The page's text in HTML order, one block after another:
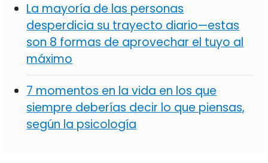
La mayoría de las personas
desperdicia su trayecto diario—estas
son 8 formas de aprovechar el tuyo al
máximo
7 momentos en la vida en los que
siempre deberías decir lo que piensas,
según la psicología